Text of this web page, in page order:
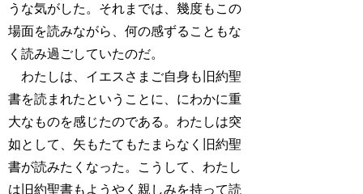
うな気がした。それまでは、幾度もこの
場面を読みながら、何の感ずることもな
く読み過ごしていたのだ。
わたしは、イエスさまご自身も旧約聖
書を読まれたということに、にわかに重
大なものを感じたのである。わたしは突
如として、矢もたてもたまらなく旧約聖
書が読みたくなった。こうして、わたし
は旧約聖書もようやく親しみを持って読